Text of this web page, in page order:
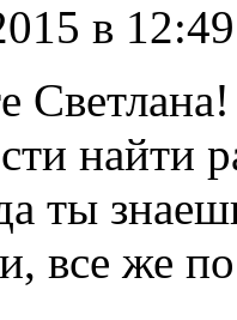
в
найти
ты
все же